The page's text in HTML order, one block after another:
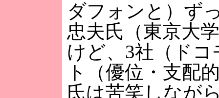
ダフォンと）ず
忠夫氏（東京大
けど、3社（ド
ト（優位・支配
氏は苦笑しなが